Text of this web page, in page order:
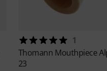
1
Thomann Mouthpiece
23